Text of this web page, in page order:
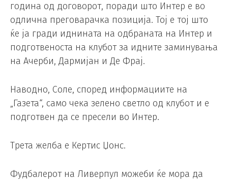
година од договорот, поради што Интер е во
одлична преговарачка позиција. Тој е тој што
ќе ја гради иднината на одбраната на Интер и
подготвеноста на клубот за идните заминувања
на Ачерби, Дармијан и Де Фрај.
Наводно, Соле, според информациите на
„Газета“, само чека зелено светло од клубот и е
подготвен да се пресели во Интер.
Трета желба е Кертис Џонс.
Фудбалерот на Ливерпул можеби ќе мора да